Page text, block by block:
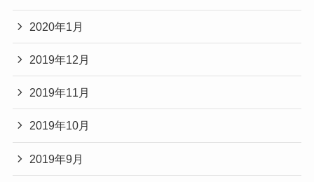
2020年1月
2019年12月
2019年11月
2019年10月
2019年9月